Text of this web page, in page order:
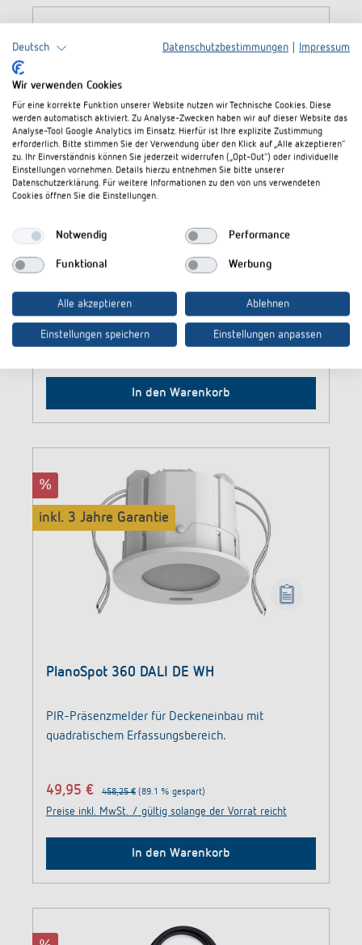
%
inkl. 3 Jahre Garantie
theLeda P12L AL
Aluminium-Optik LED-Strahler für außen.
29,95 € 199,94 € (85.02 % gespart)
In den Warenkorb
%
inkl. 3 Jahre Garantie
PlanoSpot 360 DALI DE WH
PIR-Präsenzmelder für Deckeneinbau mit
quadratischem Erfassungsbereich.
49,95 € 458,25 € (89.1 % gespart)
Preise inkl. MwSt. / gültig solange der Vorrat reicht
In den Warenkorb
Deutsch Datenschutzbestimmungen Impressum
Wir verwenden Cookies
Für eine korrekte Funktion unserer Website nutzen wir Technische Cookies. Diese
werden automatisch aktiviert. Zu Analyse-Zwecken haben wir auf dieser Website das
Analyse-Tool Google Analytics im Einsatz. Hierfür ist Ihre explizite Zustimmung
erforderlich. Bitte stimmen Sie der Verwendung über den Klick auf „Alle akzeptieren“
zu. Ihr Einverständnis können Sie jederzeit widerrufen („Opt-Out“) oder individuelle
Einstellungen vornehmen. Details hierzu entnehmen Sie bitte unserer
Datenschutzerklärung. Für weitere Informationen zu den von uns verwendeten
Cookies öffnen Sie die Einstellungen.
Notwendig Performance
Funktional Werbung
Alle akzeptieren Ablehnen
Einstellungen speichern Einstellungen anpassen